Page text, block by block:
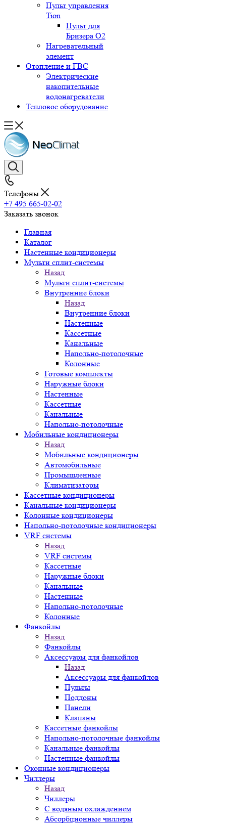
Пульт управления
Tion
Пульт для
Бризера O2
Нагревательный
элемент
Отопление и ГВС
Электрические
накопительные
водонагреватели
Тепловое оборудование
Телефоны
+7 495 665-02-02
Заказать звонок
Главная
Каталог
Настенные кондиционеры
Мульти сплит-системы
Назад
Мульти сплит-системы
Внутренние блоки
Назад
Внутренние блоки
Настенные
Кассетные
Канальные
Напольно-потолочные
Колонные
Готовые комплекты
Наружные блоки
Настенные
Кассетные
Канальные
Напольно-потолочные
Мобильные кондиционеры
Назад
Мобильные кондиционеры
Автомобильные
Промышленные
Климатизаторы
Кассетные кондиционеры
Канальные кондиционеры
Колонные кондиционеры
Напольно-потолочные кондиционеры
VRF системы
Назад
VRF системы
Кассетные
Наружные блоки
Канальные
Настенные
Напольно-потолочные
Колонные
Фанкойлы
Назад
Фанкойлы
Аксессуары для фанкойлов
Назад
Аксессуары для фанкойлов
Пульты
Поддоны
Панели
Клапаны
Кассетные фанкойлы
Напольно-потолочные фанкойлы
Канальные фанкойлы
Настенные фанкойлы
Оконные кондиционеры
Чиллеры
Назад
Чиллеры
С водяным охлаждением
Абсорбционные чиллеры